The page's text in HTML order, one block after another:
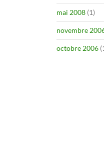
mai 2008 (1)
novembre
octobre 2006